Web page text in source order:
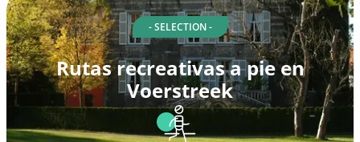
- SELECTION -
Rutas recreativas a pie en
Voerstreek